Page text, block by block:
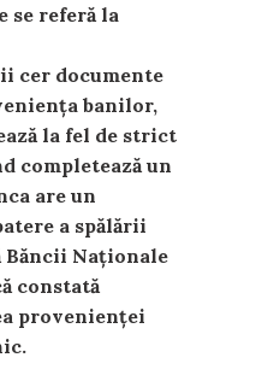
se referă la
cer documente
banilor,
la fel de strict
completează un
are un
a spălării
Băncii Naționale
constată
provenienței
.